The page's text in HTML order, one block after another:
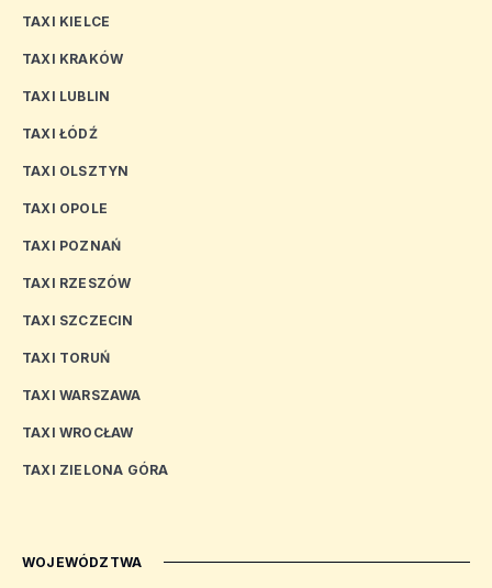
TAXI KIELCE
TAXI KRAKÓW
TAXI LUBLIN
TAXI ŁÓDŹ
TAXI OLSZTYN
TAXI OPOLE
TAXI POZNAŃ
TAXI RZESZÓW
TAXI SZCZECIN
TAXI TORUŃ
TAXI WARSZAWA
TAXI WROCŁAW
TAXI ZIELONA GÓRA
WOJEWÓDZTWA